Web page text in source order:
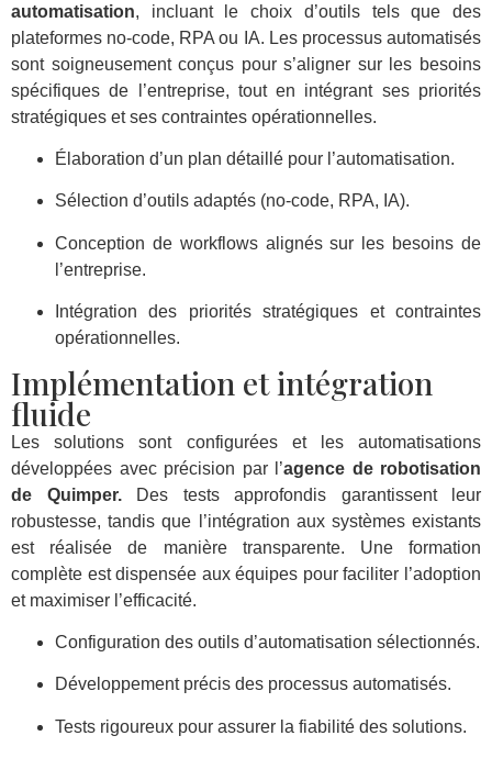
automatisation, incluant le choix d’outils tels que des
plateformes no-code, RPA ou IA. Les processus automatisés
sont soigneusement conçus pour s’aligner sur les besoins
spécifiques de l’entreprise, tout en intégrant ses priorités
stratégiques et ses contraintes opérationnelles.
Élaboration d’un plan détaillé pour l’automatisation.
Sélection d’outils adaptés (no-code, RPA, IA).
Conception de workflows alignés sur les besoins de
l’entreprise.
Intégration des priorités stratégiques et contraintes
opérationnelles.
Implémentation et intégration
fluide
Les solutions sont configurées et les automatisations
développées avec précision par l’agence de robotisation
de Quimper.Des tests approfondis garantissent leur
robustesse, tandis que l’intégration aux systèmes existants
est réalisée de manière transparente. Une formation
complète est dispensée aux équipes pour faciliter l’adoption
et maximiser l’efficacité.
Configuration des outils d’automatisation sélectionnés.
Développement précis des processus automatisés.
Tests rigoureux pour assurer la fiabilité des solutions.